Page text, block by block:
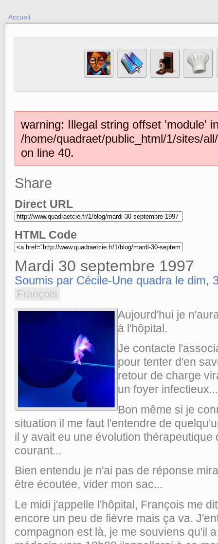
Accueil
warning: Illegal string offset 'module'
/home/quadraet/public_html/1/sites/
on line 40.
Share
Direct URL
HTML Code
Mardi 30 septembre 1997
Soumis par Cécile-Une quadra le dim,
François
Aujourd'hui je
à l'hôpital.
Je contacte
pour tenter d'en
retour de charge
un foyer infectieux...
Bon même si je
situation il me faut l'entendre de
il y avait eu une évolution
courant...
Bien entendu je n'ai pas de réponse
être écoutée, vider mon sac...
Le midi j'appelle l'hôpital, François me
encore un peu de fièvre mais ça va.
compagnon est là, je me souviens qu'il